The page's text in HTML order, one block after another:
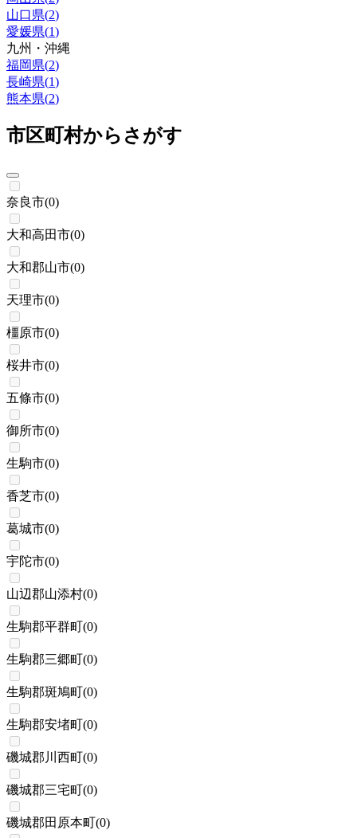
山口県(2)
愛媛県(1)
九州・沖縄
福岡県(2)
長崎県(1)
熊本県(2)
市区町村からさがす
奈良市(0)
大和高田市(0)
大和郡山市(0)
天理市(0)
橿原市(0)
桜井市(0)
五條市(0)
御所市(0)
生駒市(0)
香芝市(0)
葛城市(0)
宇陀市(0)
山辺郡山添村(0)
生駒郡平群町(0)
生駒郡三郷町(0)
生駒郡斑鳩町(0)
生駒郡安堵町(0)
磯城郡川西町(0)
磯城郡三宅町(0)
磯城郡田原本町(0)